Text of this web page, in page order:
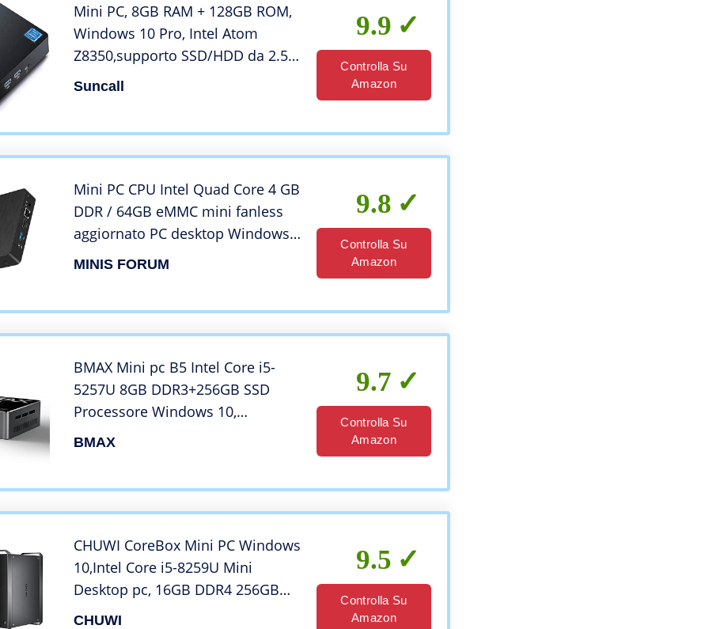
Mini PC, 8GB RAM + 128GB ROM,
Windows 10 Pro, Intel Atom
Z8350,supporto SSD/HDD da 2.5″,
4K HD/WiFi 2.4G+5G/Bluetooth
Suncall
9.9
Controlla Su
Amazon
Mini PC CPU Intel Quad Core 4 GB
DDR / 64GB eMMC mini fanless
aggiornato PC desktop Windows
10 Porta HDMI e VGA 2.4/5.8G
MINIS FORUM
9.8
Controlla Su
Amazon
BMAX Mini pc B5 Intel Core i5-
5257U 8GB DDR3+256GB SSD
Processore Windows 10,
Computer Desktop HDIM/MINI
BMAX
9.7
Controlla Su
Amazon
CHUWI CoreBox Mini PC Windows
10,Intel Core i5-8259U Mini
Desktop pc, 16GB DDR4 256GB
SSD,Expandable 2TB, 2.3GHz-
CHUWI
9.5
Controlla Su
Amazon